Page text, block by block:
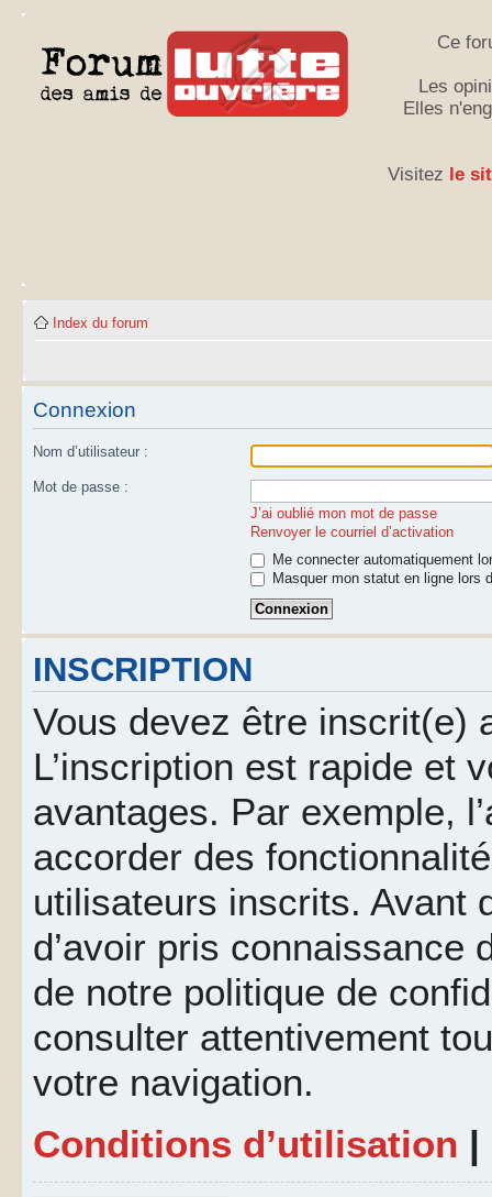
Ce
Les
Elles
Visitez le
Index du forum
Connexion
Nom d’utilisateur :
Mot de passe :
J’ai oublié mon mot de passe
Renvoyer le courriel d’activation
Me connecter automatiquement
Masquer mon statut en ligne lors
INSCRIPTION
Vous devez être inscrit(e)
L’inscription est rapide et
avantages. Par exemple,
accorder des
utilisateurs inscrits. Avant
d’avoir pris connaissance
de notre politique de
consulter attentivement
votre navigation.
Conditions d’utilisation |